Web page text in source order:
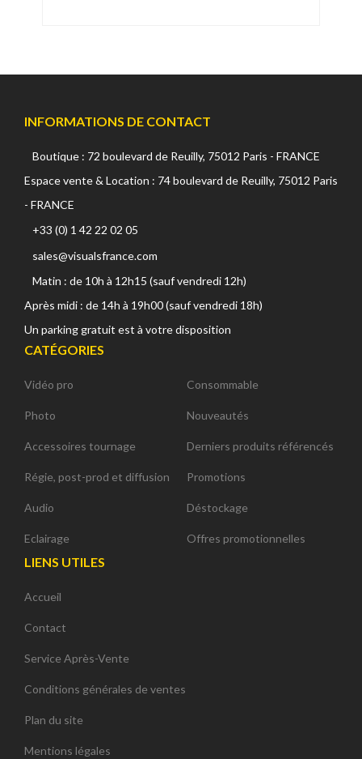
INFORMATIONS DE CONTACT
Boutique : 72 boulevard de Reuilly, 75012 Paris - FRANCE
Espace vente & Location : 74 boulevard de Reuilly, 75012 Paris
- FRANCE
+33 (0) 1 42 22 02 05
sales@visualsfrance.com
Matin : de 10h à 12h15 (sauf vendredi 12h)
Après midi : de 14h à 19h00 (sauf vendredi 18h)
Un parking gratuit est à votre disposition
CATÉGORIES
Vidéo pro
Photo
Accessoires tournage
Régie, post-prod et diffusion
Audio
Eclairage
Consommable
Nouveautés
Derniers produits référencés
Promotions
Déstockage
Offres promotionnelles
LIENS UTILES
Accueil
Contact
Service Après-Vente
Conditions générales de ventes
Plan du site
Mentions légales